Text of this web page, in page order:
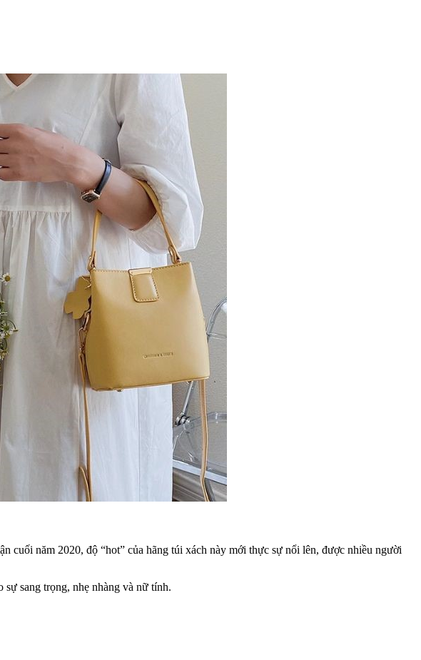
cuối năm 2020, độ “hot” của hãng túi xách này mới thực sự nổi lên, được nhiều người
sang trọng, nhẹ nhàng và nữ tính.